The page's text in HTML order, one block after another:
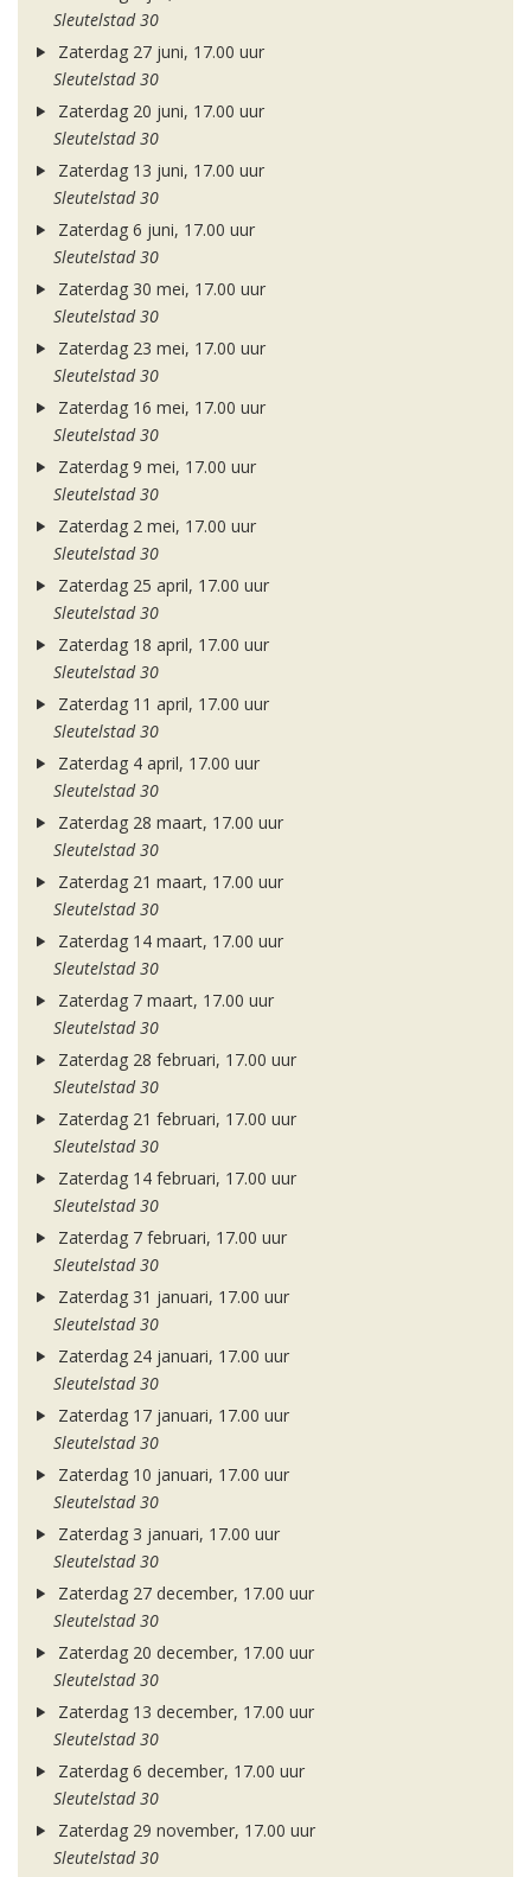
Sleutelstad 30
Zaterdag 27 juni, 17.00 uur
Sleutelstad 30
Zaterdag 20 juni, 17.00 uur
Sleutelstad 30
Zaterdag 13 juni, 17.00 uur
Sleutelstad 30
Zaterdag 6 juni, 17.00 uur
Sleutelstad 30
Zaterdag 30 mei, 17.00 uur
Sleutelstad 30
Zaterdag 23 mei, 17.00 uur
Sleutelstad 30
Zaterdag 16 mei, 17.00 uur
Sleutelstad 30
Zaterdag 9 mei, 17.00 uur
Sleutelstad 30
Zaterdag 2 mei, 17.00 uur
Sleutelstad 30
Zaterdag 25 april, 17.00 uur
Sleutelstad 30
Zaterdag 18 april, 17.00 uur
Sleutelstad 30
Zaterdag 11 april, 17.00 uur
Sleutelstad 30
Zaterdag 4 april, 17.00 uur
Sleutelstad 30
Zaterdag 28 maart, 17.00 uur
Sleutelstad 30
Zaterdag 21 maart, 17.00 uur
Sleutelstad 30
Zaterdag 14 maart, 17.00 uur
Sleutelstad 30
Zaterdag 7 maart, 17.00 uur
Sleutelstad 30
Zaterdag 28 februari, 17.00 uur
Sleutelstad 30
Zaterdag 21 februari, 17.00 uur
Sleutelstad 30
Zaterdag 14 februari, 17.00 uur
Sleutelstad 30
Zaterdag 7 februari, 17.00 uur
Sleutelstad 30
Zaterdag 31 januari, 17.00 uur
Sleutelstad 30
Zaterdag 24 januari, 17.00 uur
Sleutelstad 30
Zaterdag 17 januari, 17.00 uur
Sleutelstad 30
Zaterdag 10 januari, 17.00 uur
Sleutelstad 30
Zaterdag 3 januari, 17.00 uur
Sleutelstad 30
Zaterdag 27 december, 17.00 uur
Sleutelstad 30
Zaterdag 20 december, 17.00 uur
Sleutelstad 30
Zaterdag 13 december, 17.00 uur
Sleutelstad 30
Zaterdag 6 december, 17.00 uur
Sleutelstad 30
Zaterdag 29 november, 17.00 uur
Sleutelstad 30